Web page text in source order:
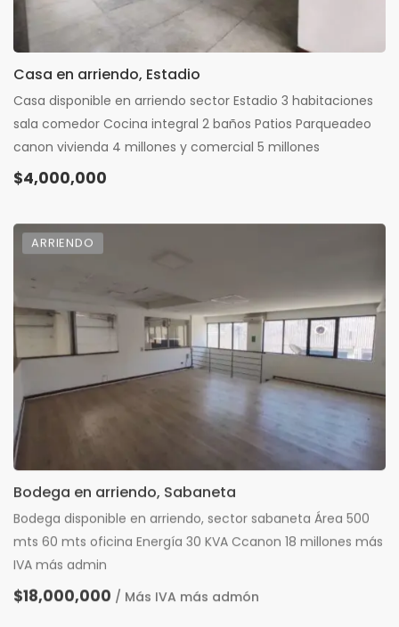
Casa en arriendo, Estadio
Casa disponible en arriendo sector Estadio 3 habitaciones
sala comedor Cocina integral 2 baños Patios Parqueadeo
canon vivienda 4 millones y comercial 5 millones
$4,000,000
ARRIENDO
Bodega en arriendo, Sabaneta
Bodega disponible en arriendo, sector sabaneta Área 500
mts 60 mts oficina Energía 30 KVA Ccanon 18 millones más
IVA más admin
$18,000,000 / Más IVA más admón